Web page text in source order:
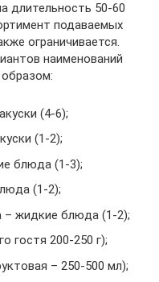
длительность 50-60
подаваемых
ограничивается.
наименований
(4-6);
(1-2);
блюда (1-3);
(1-2);
– жидкие блюда (1-2);
гостя 200-250 г);
– 250-500 мл);